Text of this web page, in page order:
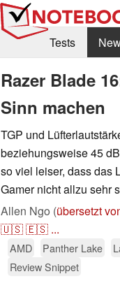
Tests
Razer Blade
Sinn machen
TGP und
beziehungsweise 45
so viel leiser, dass das
Gamer nicht allzu sehr
Allen Ngo (übersetzt
🇺🇸🇪🇸 ...
AMD Panther Lake
Review Snippet